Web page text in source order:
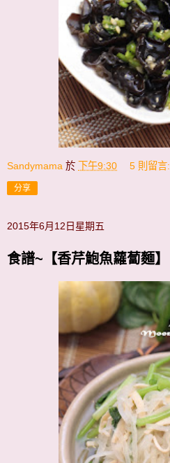
Sandymama 於 下午9:30 5 則留言:
分享
2015年6月12日星期五
食譜~【香芹鮑魚蘿蔔麵】